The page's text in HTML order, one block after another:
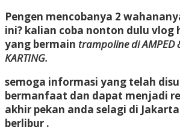
Pengen mencobanya 2
ini? kalian coba nonton dulu
yang bermain trampoline di AMPED
KARTING.
semoga informasi yang telah
bermanfaat dan dapat menjadi
akhir pekan anda selagi di
berlibur .